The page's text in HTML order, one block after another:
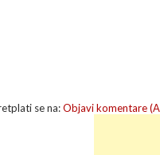
se na:Objavi komentare